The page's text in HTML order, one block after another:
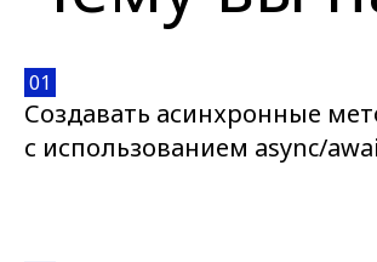
01
Создавать асинхронные
с использованием async/